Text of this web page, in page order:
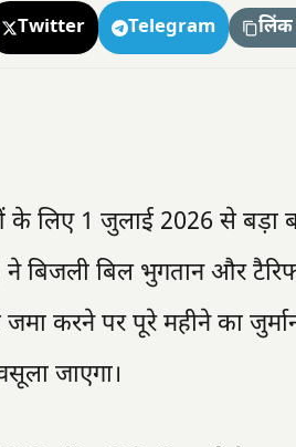
Twitter Telegram लिंक
लिए 1 जुलाई 2026 से बड़ा
ने बिजली बिल भुगतान और
करने पर पूरे महीने का
जाएगा।